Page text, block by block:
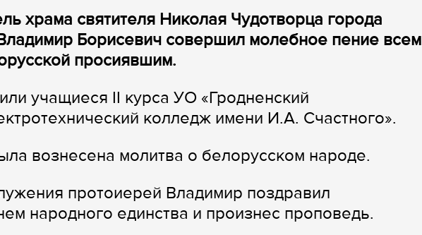
храма святителя Николая Чудотворца города
Борисевич совершил молебное пение всем
просиявшим.
учащиеся II курса УО «Гродненский
колледж имени И.А. Счастного».
вознесена молитва о белорусском народе.
протоиерей Владимир поздравил
народного единства и произнес проповедь.